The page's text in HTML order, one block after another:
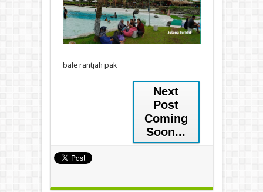
bale rantjah pak
Next
Post
Coming
Soon...